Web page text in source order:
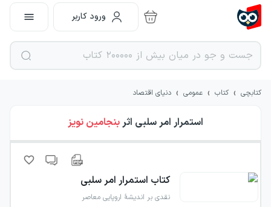
ورود کاربر
کتابچی › کتاب › عمومی › دنیای اقتصاد
استمرار امر سلبی اثربنجامین نویز
کتاب استمرار امر سلبی
نقدی بر اندیشهٔ اروپایی معاصر